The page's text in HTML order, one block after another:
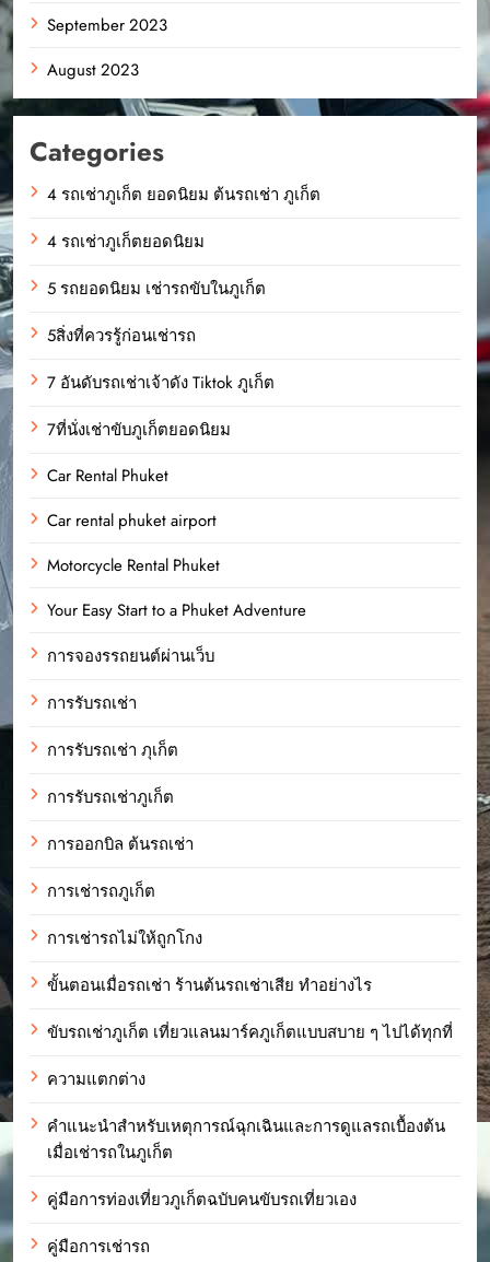
September 2023
August 2023
Categories
4 รถเช่าภูเก็ต ยอดนิยม ต้นรถเช่า ภูเก็ต
4 รถเช่าภูเก็ตยอดนิยม
5 รถยอดนิยม เช่ารถขับในภูเก็ต
5สิ่งที่ควรรู้ก่อนเช่ารถ
7 อันดับรถเช่าเจ้าดัง Tiktok ภูเก็ต
7ที่นั่งเช่าขับภูเก็ตยอดนิยม
Car Rental Phuket
Car rental phuket airport
Motorcycle Rental Phuket
Your Easy Start to a Phuket Adventure
การจองรรถยนต์ผ่านเว็บ
การรับรถเช่า
การรับรถเช่า ภุเก็ต
การรับรถเช่าภูเก็ต
การออกบิล ต้นรถเช่า
การเช่ารถภูเก็ต
การเช่ารถไม่ให้ถูกโกง
ขั้นตอนเมื่อรถเช่า ร้านต้นรถเช่าเสีย ทำอย่างไร
ขับรถเช่าภูเก็ต เที่ยวแลนมาร์คภูเก็ตแบบสบาย ๆ ไปได้ทุกที่
ความแตกต่าง
คำแนะนำสำหรับเหตุการณ์ฉุกเฉินและการดูแลรถเบื้องต้น
เมื่อเช่ารถในภูเก็ต
คู่มือการท่องเที่ยวภูเก็ตฉบับคนขับรถเที่ยวเอง
คู่มือการเช่ารถ